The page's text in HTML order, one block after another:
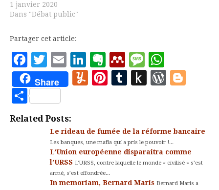
volonté de destruction
du régime des retraites
résistance et de
recnstruction,
notamment, grâce aux
réseaux de toute nature
qui parviennent à
échaper au rouleau
compresseur des médias
controlés…
1 janvier 2020
Dans "Débat public"
Partager cet article:
Facebook
Twitter
EmailLinkedIn
Evernote
Mendeley
Message
Share Yummly
Pinterest
Tumblr
Push
Partager
Related Posts:
Le rideau de fumée de la réforme bancaire
Les banques, une mafia qui a pris le pouvoir !...
L’Union européenne disparaitra comme
l’URSS L’URSS, contre laquelle le monde « civilisé » s’est
armé, s’est effondrée...
In memoriam, Bernard Maris Bernard Maris a